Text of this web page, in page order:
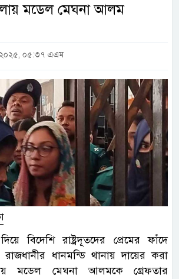
মডেল মেঘনা আলম
২০২৫, ০৫:৩৭ এএম
বিদেশি রাষ্ট্রদূতদের প্রেমের ফাঁদে
ধানমন্ডি থানায় দায়ের করা
মডেল মেঘনা আলমকে গ্রেফতার